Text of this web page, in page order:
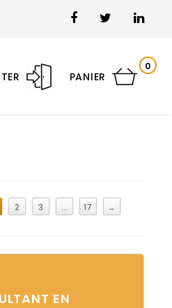
PANIER
0
2 3 … 17 →
EN